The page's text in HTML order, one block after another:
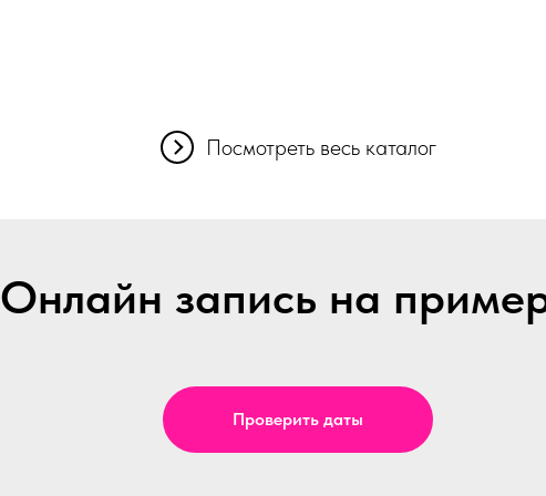
Посмотреть весь каталог
Онлайн запись на
Проверить даты